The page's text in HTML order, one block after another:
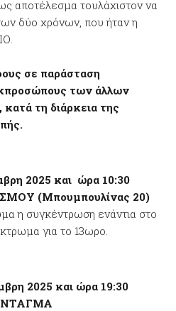
αποτέλεσμα τουλάχιστον να
δύο χρόνων, που ήταν η
σε παράσταση
των άλλων
τη διάρκεια της
2025 και ώρα 10:30
(Μπουμπουλίνας 20)
η συγκέντρωση ενάντια στο
για το 13ωρο.
2025 και ώρα 19:30